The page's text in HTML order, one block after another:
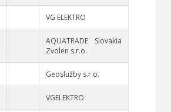
VG ELEKTRO
AQUATRADE Slovakia
Zvolen s.r.o.
Geoslužby s.r.o.
VGELEKTRO